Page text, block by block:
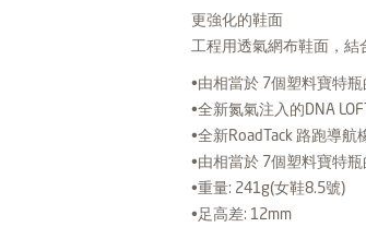
更強化的鞋面
工程用透氣網布鞋面，結
•由相當於 7個塑料寶特
•全新氮氣注入的DNA
•全新RoadTack 路跑導航
•由相當於 7個塑料寶特
•重量: 241g(女鞋8.5號)
•足高差: 12mm